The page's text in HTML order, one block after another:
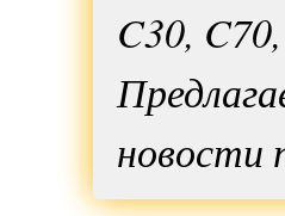
C30,
новости